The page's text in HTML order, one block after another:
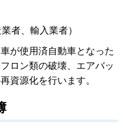
者、輸入業者）
が使用済自動車となった
ロン類の破壊、エアバッ
資源化を行います。